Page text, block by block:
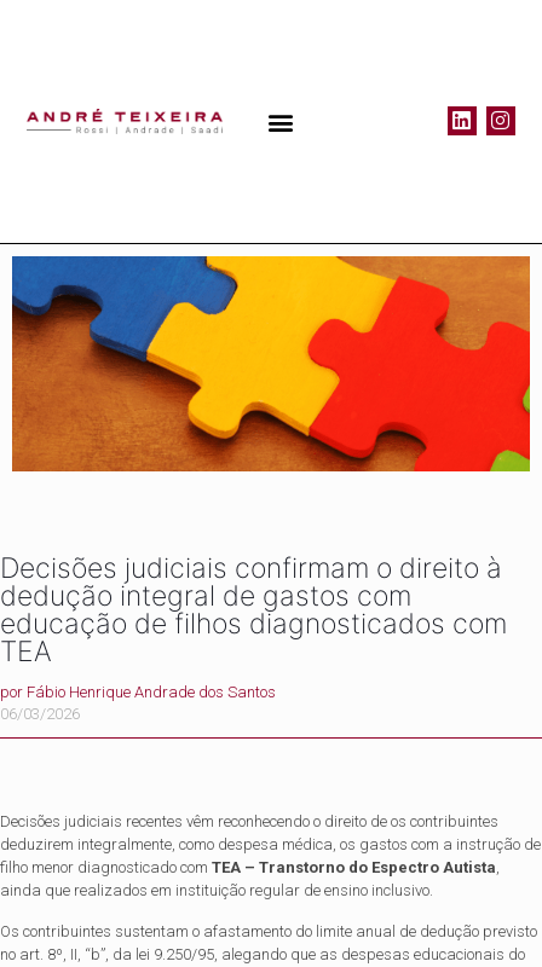
Decisões judiciais confirmam o direito à
dedução integral de gastos com
educação de filhos diagnosticados com
TEA
por Fábio Henrique Andrade dos Santos
06/03/2026
Decisões judiciais recentes vêm reconhecendo o direito de os contribuintes
deduzirem integralmente, como despesa médica, os gastos com a instrução de
filho menor diagnosticado com TEA – Transtorno do Espectro Autista,
ainda que realizados em instituição regular de ensino inclusivo.
Os contribuintes sustentam o afastamento do limite anual de dedução previsto
no art. 8º, II, “b”, da lei 9.250/95, alegando que as despesas educacionais do